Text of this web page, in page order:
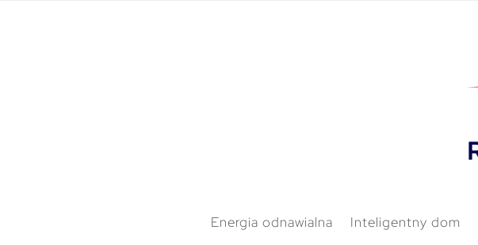
Energia odnawialna Inteligentny dom